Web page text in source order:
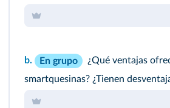
b. En grupo
¿Qué ventajas
smartquesinas? ¿Tienen